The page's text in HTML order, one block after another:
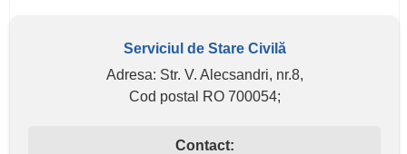
Serviciul de Stare Civilă
Adresa: Str. V. Alecsandri, nr.8,
Cod postal RO 700054;
Contact: